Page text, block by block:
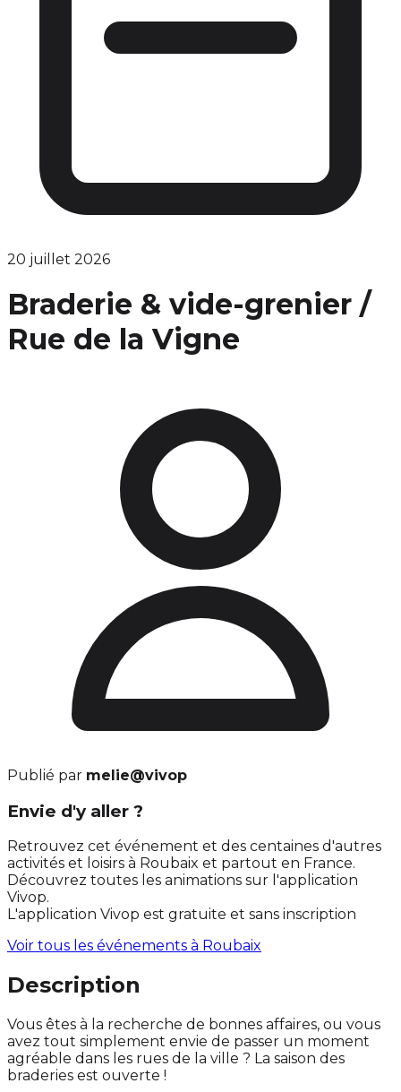
20 juillet 2026
Braderie & vide-grenier /
Rue de la Vigne
Publié par melie@vivop
Envie d'y aller ?
Retrouvez cet événement et des centaines d'autres
activités et loisirs à Roubaix et partout en France.
Découvrez toutes les animations sur l'application
Vivop.
L'application Vivop est gratuite et sans inscription
Voir tous les événements à Roubaix
Description
Vous êtes à la recherche de bonnes affaires, ou vous
avez tout simplement envie de passer un moment
agréable dans les rues de la ville ? La saison des
braderies est ouverte !